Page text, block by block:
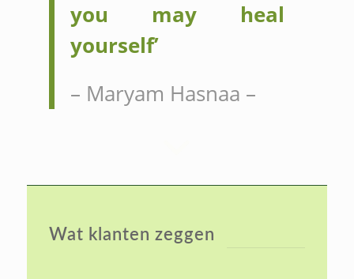
you may heal
yourself’
– Maryam Hasnaa –
Wat klanten zeggen